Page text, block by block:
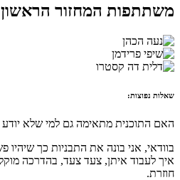
משתתפות המחזור
שאלות נפוצות:
האם התוכנית מתאימה גם למי שלא
בוודאי, אני בונה את התבניות כך
איך לעבוד איתן, צעד צעד, בהדרכה
חוזרת.